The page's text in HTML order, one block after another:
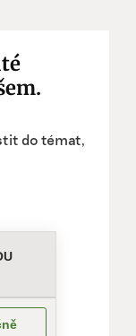
do témat,